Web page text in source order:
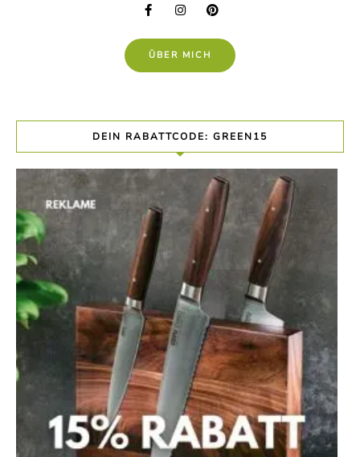
ÜBER MICH
DEIN RABATTCODE: GREEN15